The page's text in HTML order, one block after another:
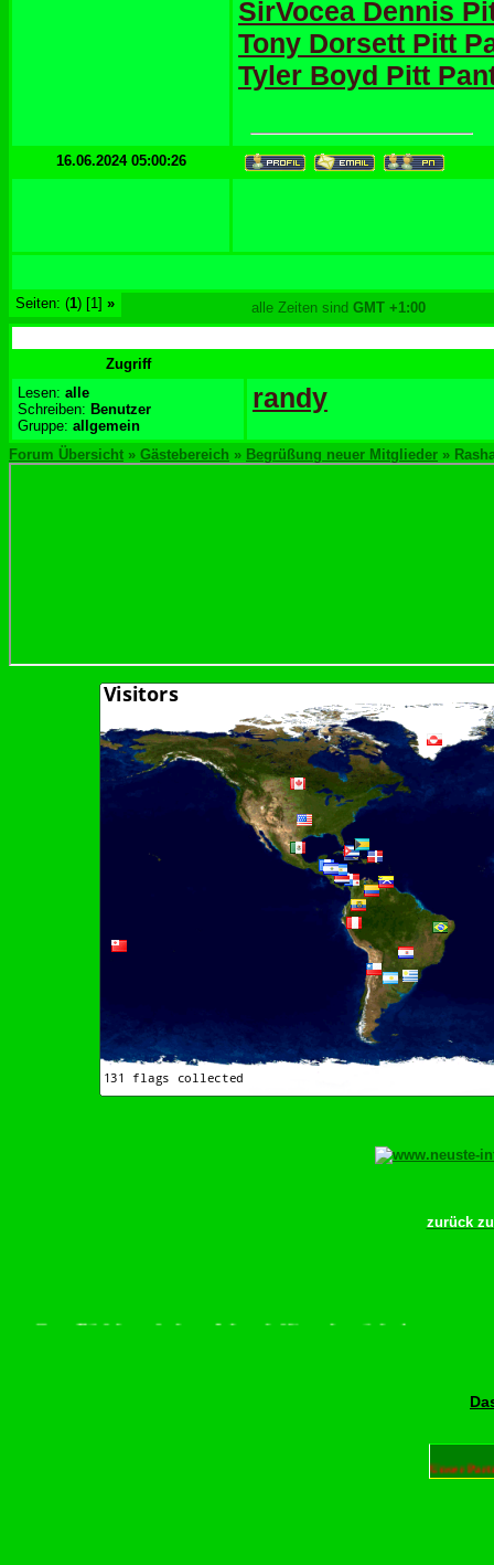
SirVocea Dennis
Tony Dorsett Pitt
Tyler Boyd Pitt
16.06.2024 05:00:26
Seiten: (1) [1] » alle Zeiten sind GMT +1:00
Zugriff
Lesen: alle
Schreiben: Benutzer
Gruppe: allgemein
randy
Forum Übersicht » Gästebereich » Begrüßung neuer Mitglieder »
zurück
drehen–Wurschdfingr bewächn!